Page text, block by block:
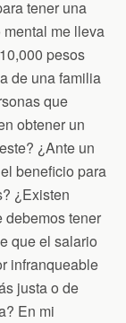
tener una
me lleva
pesos
de una familia
que
obtener un
¿Ante un
beneficio para
¿Existen
debemos tener
que el salario
infranqueable
justa o de
En mi